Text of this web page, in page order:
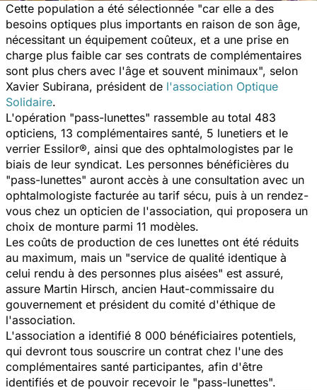
Cette population a été sélectionnée "car elle a des
besoins optiques plus importants en raison de son âge,
nécessitant un équipement coûteux, et a une prise en
charge plus faible car ses contrats de complémentaires
sont plus chers avec l'âge et souvent minimaux", selon
Xavier Subirana, président de l'association Optique
Solidaire.
L'opération "pass-lunettes" rassemble au total 483
opticiens, 13 complémentaires santé, 5 lunetiers et le
verrier Essilor®, ainsi que des ophtalmologistes par le
biais de leur syndicat. Les personnes bénéficières du
"pass-lunettes" auront accès à une consultation avec un
ophtalmologiste facturée au tarif sécu, puis à un rendez-
vous chez un opticien de l'association, qui proposera un
choix de monture parmi 11 modèles.
Les coûts de production de ces lunettes ont été réduits
au maximum, mais un "service de qualité identique à
celui rendu à des personnes plus aisées" est assuré,
assure Martin Hirsch, ancien Haut-commissaire du
gouvernement et président du comité d'éthique de
l'association.
L'association a identifié 8 000 bénéficiaires potentiels,
qui devront tous souscrire un contrat chez l'une des
complémentaires santé participantes, afin d'être
identifiés et de pouvoir recevoir le "pass-lunettes".